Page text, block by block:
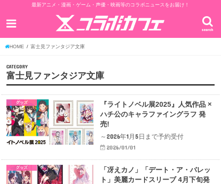
最新アニメ・漫画・ゲーム・声優・映画等のコラボニュースをお届け！
search
HOME 富士見ファンタジア文庫
CATEGORY
富士見ファンタジア文庫
グッズ
『ライトノベル展2025』人気作品 ×
ハチ公のキャラファイングラフ 発
売!
～2026年1月5日まで予約受付
2026/01/01
グッズ
「冴えカノ」「デート・ア・バレッ
ト」美麗カードスリーブ 4月下旬発